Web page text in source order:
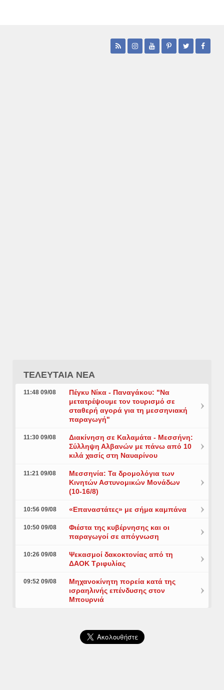
ΤΕΛΕΥΤΑΙΑ ΝΕΑ
11:48 09/08
Πέγκυ Νίκα - Παναγάκου: "Να
μετατρέψουμε τον τουρισμό σε
σταθερή αγορά για τη μεσσηνιακή
παραγωγή"
11:30 09/08
Διακίνηση σε Καλαμάτα - Μεσσήνη:
Σύλληψη Αλβανών με πάνω από 10
κιλά χασίς στη Ναυαρίνου
11:21 09/08
Μεσσηνία: Τα δρομολόγια των
Κινητών Αστυνομικών Μονάδων
(10-16/8)
10:56 09/08 «Επαναστάτες» με σήμα καμπάνα
10:50 09/08
Φιέστα της κυβέρνησης και οι
παραγωγοί σε απόγνωση
10:26 09/08
Ψεκασμοί δακοκτονίας από τη
ΔΑΟΚ Τριφυλίας
09:52 09/08
Μηχανοκίνητη πορεία κατά της
ισραηλινής επένδυσης στον
Μπουρνιά